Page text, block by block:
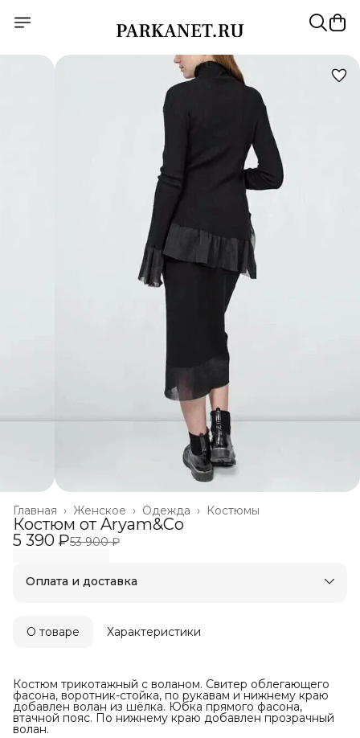
Костюмы
Одежда ›
Женское ›
Главная ›
Костюм от Aryam&Co
5 390 ₽53 900 ₽
Оплата и доставка
Оплата после примерки
О товаре Характеристики
Костюм трикотажный с воланом. Свитер облегающего
фасона, воротник-стойка, по рукавам и нижнему краю
добавлен волан из шёлка. Юбка прямого фасона,
втачной пояс. По нижнему краю добавлен прозрачный
волан.